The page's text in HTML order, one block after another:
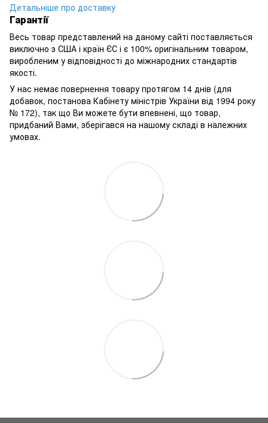
Детальніше про доставку
Гарантії
Весь товар представлений на даному сайті поставляється
виключно з США і країн ЄС і є 100% оригінальним товаром,
виробленим у відповідності до міжнародних стандартів
якості.
У нас немає повернення товару протягом 14 днів (для
добавок, постанова Кабінету міністрів України від 1994 року
№ 172), так що Ви можете бути впевнені, що товар,
придбаний Вами, зберігався на нашому складі в належних
умовах.